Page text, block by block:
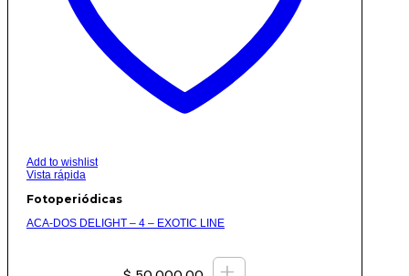
Add to wishlist
Vista rápida
Fotoperiódicas
ACA-DOS DELIGHT – 4 – EXOTIC LINE